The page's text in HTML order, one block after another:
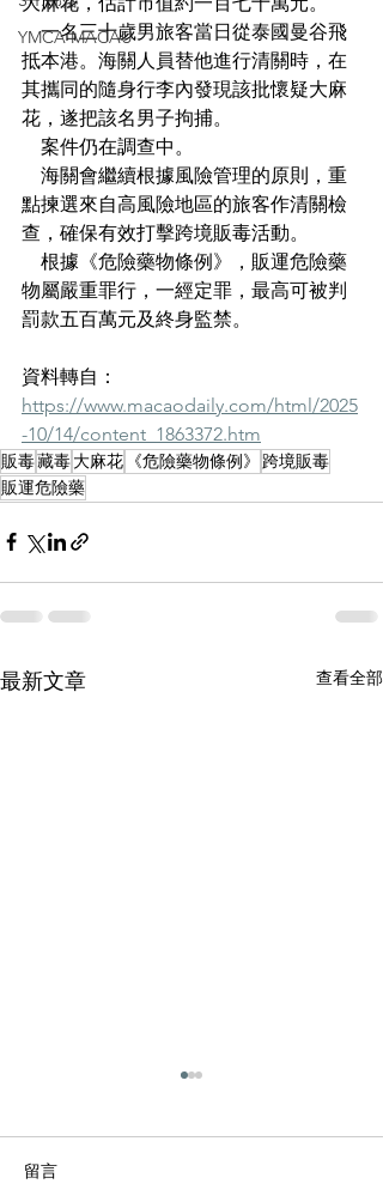
YMCA MACAU
一名三十歲男旅客當日從泰國曼谷飛
抵本港。海關人員替他進行清關時，在
其攜同的隨身行李內發現該批懷疑大麻
花，遂把該名男子拘捕。
案件仍在調查中。
海關會繼續根據風險管理的原則，重
點揀選來自高風險地區的旅客作清關檢
查，確保有效打擊跨境販毒活動。
根據《危險藥物條例》，販運危險藥
物屬嚴重罪行，一經定罪，最高可被判
罰款五百萬元及終身監禁。
資料轉自：
https://www.macaodaily.com/html/2025
-10/14/content_1863372.htm
販毒藏毒大麻花 《危險藥物條例》 跨境販毒
販運危險藥
最新文章 查看全部
留言